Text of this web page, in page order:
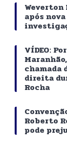
Weverton
após
VÍDEO:
chamada
direita
Rocha
Roberto
pode